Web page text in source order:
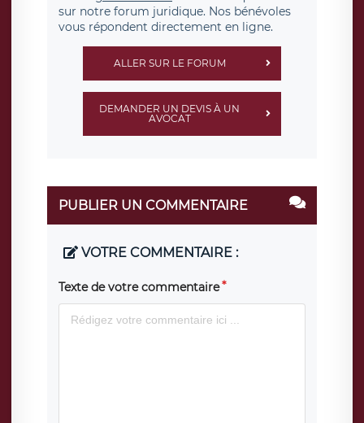
sur notre forum juridique. Nos bénévoles
vous répondent directement en ligne.
ALLER SUR LE FORUM
DEMANDER UN DEVIS À UN
AVOCAT
PUBLIER UN COMMENTAIRE
VOTRE COMMENTAIRE :
Texte de votre commentaire